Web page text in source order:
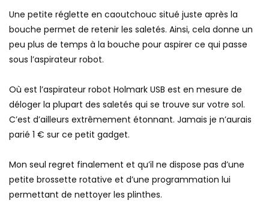
Une petite réglette en caoutchouc situé juste après la
bouche permet de retenir les saletés. Ainsi, cela donne un
peu plus de temps à la bouche pour aspirer ce qui passe
sous l’aspirateur robot.
Où est l’aspirateur robot Holmark USB est en mesure de
déloger la plupart des saletés qui se trouve sur votre sol.
C’est d’ailleurs extrêmement étonnant. Jamais je n’aurais
parié 1 € sur ce petit gadget.
Mon seul regret finalement et qu’il ne dispose pas d’une
petite brossette rotative et d’une programmation lui
permettant de nettoyer les plinthes.